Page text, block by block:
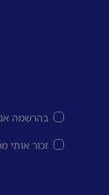
בהרשמה
זכור אותי